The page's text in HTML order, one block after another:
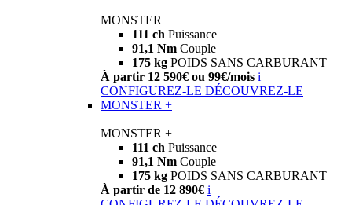
MONSTER
111 ch Puissance
91,1 Nm Couple
175 kg POIDS SANS CARBURANT
À partir 12 590€ ou 99€/mois i
CONFIGUREZ-LE DÉCOUVREZ-LE
MONSTER +
MONSTER +
111 ch Puissance
91,1 Nm Couple
175 kg POIDS SANS CARBURANT
À partir de 12 890€ i